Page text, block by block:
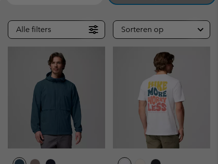
Alle filters Sorteren op